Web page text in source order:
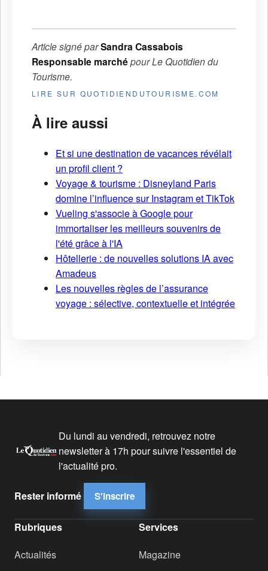
Article signé parSandra Cassabois
Responsable marchépourLe Quotidien du
Tourisme.
LIRE SUR QUOTIDIENDUTOURISME.COM
À lire aussi
Et si une destination de vacances révélait
un profil client ?
Voyage & tourisme : Disneyland Paris
domine l’influence sur Instagram et TikTok
Vueling s'associe à Google pour
immortaliser les meilleurs souvenirs de
l'été grâce à l'IA
Hôtellerie : de nouvelles solutions IA avec
Amadeus
Les nouvelles règles de l’assurance
voyage : sélective, contextuelle et intégrée
Du lundi au vendredi, retrouvez notre
newsletter à 17h pour suivre l'essentiel de
l'actualité pro.
Rester informé S'inscrire
Rubriques
Actualités
Services
Magazine